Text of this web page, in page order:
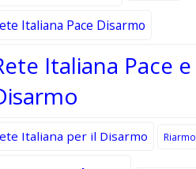
Italiana Pace Disarmo
Italiana Pace e
Italiana per il Disarmo Riarmo